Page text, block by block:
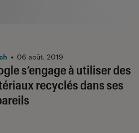
s’engage à utiliser des
recyclés dans ses
• 06 août. 2019